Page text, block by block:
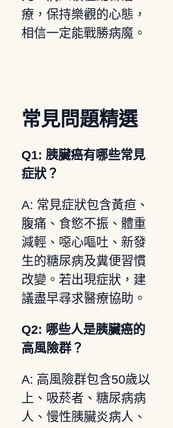
療，保持樂觀的心態，
相信一定能戰勝病魔。
常見問題精選
Q1: 胰臟癌有哪些常見
症狀？
A: 常見症狀包含黃疸、
腹痛、食慾不振、體重
減輕、噁心嘔吐、新發
生的糖尿病及糞便習慣
改變。若出現症狀，建
議盡早尋求醫療協助。
Q2: 哪些人是胰臟癌的
高風險群？
A: 高風險群包含50歲以
上、吸菸者、糖尿病病
人、慢性胰臟炎病人、